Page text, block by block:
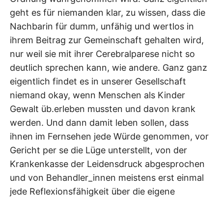
geht es für niemanden klar, zu wissen, dass die
Nachbarin für dumm, unfähig und wertlos in
ihrem Beitrag zur Gemeinschaft gehalten wird,
nur weil sie mit ihrer Cerebralparese nicht so
deutlich sprechen kann, wie andere. Ganz ganz
eigentlich findet es in unserer Gesellschaft
niemand okay, wenn Menschen als Kinder
Gewalt üb.erleben mussten und davon krank
werden. Und dann damit leben sollen, dass
ihnen im Fernsehen jede Würde genommen, vor
Gericht per se die Lüge unterstellt, von der
Krankenkasse der Leidensdruck abgesprochen
und von Behandler_innen meistens erst einmal
jede Reflexionsfähigkeit über die eigene